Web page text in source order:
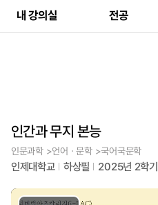
내 강의실 전공
인간과 무지 본능
인문과학 >언어ㆍ문학 >국어국문학
인제대학교 하상필 2025년 2학기